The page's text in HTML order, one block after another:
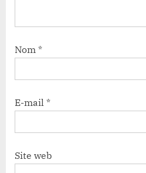
Nom *
E-mail *
Site web